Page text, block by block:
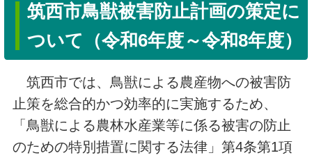
筑西市鳥獣被害防止計画の策定に
ついて（令和6年度～令和8年度）
筑西市では、鳥獣による農産物への被害防
止策を総合的かつ効率的に実施するため、
「鳥獣による農林水産業等に係る被害の防止
のための特別措置に関する法律」第4条第1項